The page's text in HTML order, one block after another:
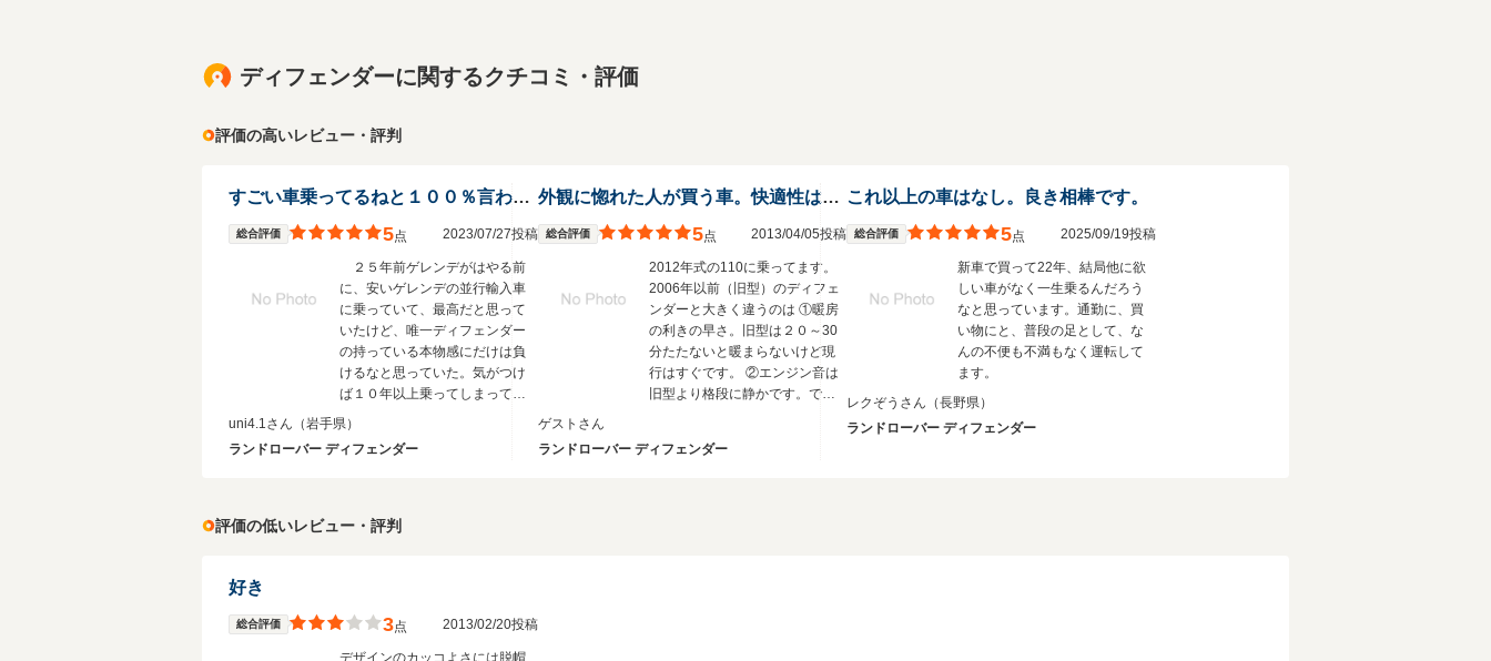
ディフェンダーに関するクチコミ・評価
評価の高いレビュー・評判
すごい車乗ってるねと１００％言われます。
総合評価 5点 2023/07/27投稿
２５年前ゲレンデがはやる前
に、安いゲレンデの並行輸入車
に乗っていて、最高だと思って
いたけど、唯一ディフェンダー
の持っている本物感にだけは負
けるなと思っていた。気がつけ
ば１０年以上乗ってしまってい
る。次はディフェンダーの１３
かっこだけで乗っていいと思
uni4.1さん （岩手県）
ランドローバー ディフェンダー
外観に惚れた人が買う車。快適性は求めないでください。
総合評価 5点 2013/04/05投稿
2012年式の110に乗ってます。
2006年以前（旧型）のディフェ
ンダーと大きく違うのは ①暖房
の利きの早さ。旧型は２０～30
分たたないと暖まらないけど現
行はすぐです。 ②エンジン音は
旧型より格段に静かです。でも
③リアウィンドウに曇り止めが
ゲストさん
ランドローバー ディフェンダー
これ以上の車はなし。良き相棒です。
総合評価 5点 2025/09/19投稿
新車で買って22年、結局他に欲
しい車がなく一生乗るんだろう
なと思っています。通勤に、買
い物にと、普段の足として、な
んの不便も不満もなく運転して
ます。
レクぞうさん （長野県）
ランドローバー ディフェンダー
評価の低いレビュー・評判
好き
総合評価 3点 2013/02/20投稿
デザインのカッコよさには脱帽